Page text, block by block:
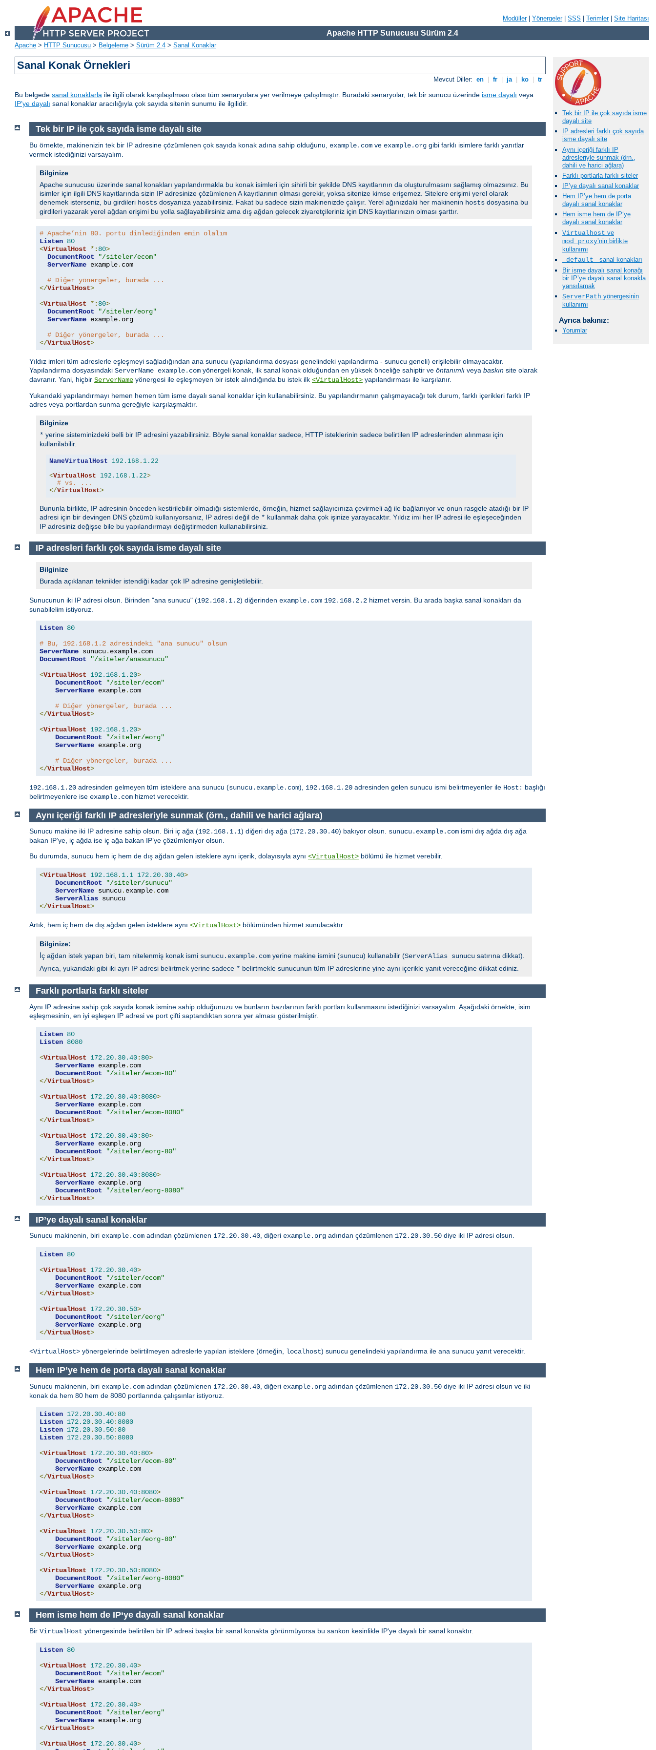
Modüller| Yönergeler| SSS Terimler| Site Haritası
Apache HTTP Sunucusu Sürüm 2.4
Apache > HTTP Sunucusu > Belgeleme > Sürüm 2.4 > Sanal Konaklar
Sanal Konak Örnekleri
Mevcut Diller: en fr ja ko tr
Bu belgede sanal konaklarla ile ilgili olarak karşılaşılması olası tüm senaryolara yer verilmeye çalışılmıştır. Buradaki senaryolar, tek bir sunucu üzerinde isme dayalı veya
IP’ye dayalı sanal konaklar aracılığıyla çok sayıda sitenin sunumu ile ilgilidir.
Tek bir IP ile çok sayıda isme
dayalı site
IP adresleri farklı çok sayıda
isme dayalı site
Aynı içeriği farklı IP
adresleriyle sunmak (örn.,
dahili ve harici ağlara)
Farklı portlarla farklı siteler
IP’ye dayalı sanal konaklar
Hem IP’ye hem de porta
dayalı sanal konaklar
Hem isme hem de IP‘ye
dayalı sanal konaklar
Virtualhost ve
mod_proxy’nin birlikte
kullanımı
_default_
sanal konakları
Bir isme dayalı sanal konağı
bir IP’ye dayalı sanal konakla
yansılamak
ServerPath yönergesinin
kullanımı
Ayrıca bakınız:
Yorumlar
Tek bir IP ile çok sayıda isme dayalı site
Bu örnekte, makinenizin tek bir IP adresine çözümlenen çok sayıda konak adına sahip olduğunu, example.com ve example.org gibi farklı isimlere farklı yanıtlar
vermek istediğinizi varsayalım.
Bilginize
Apache sunucusu üzerinde sanal konakları yapılandırmakla bu konak isimleri için sihirli bir şekilde DNS kayıtlarının da oluşturulmasını sağlamış olmazsınız. Bu
isimler için ilgili DNS kayıtlarında sizin IP adresinize çözümlenen A kayıtlarının olması gerekir, yoksa sitenize kimse erişemez. Sitelere erişimi yerel olarak
denemek isterseniz, bu girdileri hosts dosyanıza yazabilirsiniz. Fakat bu sadece sizin makinenizde çalışır. Yerel ağınızdaki her makinenin hosts dosyasına bu
girdileri yazarak yerel ağdan erişimi bu yolla sağlayabilirsiniz ama dış ağdan gelecek ziyaretçileriniz için DNS kayıtlarınızın olması şarttır.
# Apache’nin 80. portu dinlediğinden emin olalım
Listen 80
<VirtualHost *: 80>
DocumentRoot
"/siteler/ecom"
ServerName example. com
# Diğer yönergeler, burada ...
</VirtualHost>
<VirtualHost *: 80>
DocumentRoot
"/siteler/eorg"
ServerName example. org
# Diğer yönergeler, burada ...
</VirtualHost>
Yıldız imleri tüm adreslerle eşleşmeyi sağladığından ana sunucu (yapılandırma dosyası genelindeki yapılandırma - sunucu geneli) erişilebilir olmayacaktır.
Yapılandırma dosyasındaki ServerName example.com yönergeli konak, ilk sanal konak olduğundan en yüksek önceliğe sahiptir ve öntanımlı veya baskın site olarak
davranır. Yani, hiçbir ServerName yönergesi ile eşleşmeyen bir istek alındığında bu istek ilk <VirtualHost> yapılandırması ile karşılanır.
Yukarıdaki yapılandırmayı hemen hemen tüm isme dayalı sanal konaklar için kullanabilirsiniz. Bu yapılandırmanın çalışmayacağı tek durum, farklı içerikleri farklı IP
adres veya portlardan sunma gereğiyle karşılaşmaktır.
Bilginize
* yerine sisteminizdeki belli bir IP adresini yazabilirsiniz. Böyle sanal konaklar sadece, HTTP isteklerinin sadece belirtilen IP adreslerinden alınması için
kullanilabilir.
NameVirtualHost 192.168 . 1.22
<VirtualHost 192.168 . 1.22>
# vs. ...
</VirtualHost>
Bununla birlikte, IP adresinin önceden kestirilebilir olmadığı sistemlerde, örneğin, hizmet sağlayıcınıza çevirmeli ağ ile bağlanıyor ve onun rasgele atadığı bir IP
adresi için bir devingen DNS çözümü kullanıyorsanız, IP adresi değil de * kullanmak daha çok işinize yarayacaktır. Yıldız imi her IP adresi ile eşleşeceğinden
IP adresiniz değişse bile bu yapılandırmayı değiştirmeden kullanabilirsiniz.
IP adresleri farklı çok sayıda isme dayalı site
Bilginize
Burada açıklanan teknikler istendiği kadar çok IP adresine genişletilebilir.
Sunucunun iki IP adresi olsun. Birinden "ana sunucu" (192.168.1.2) diğerinden example.com 192.168.2.2 hizmet versin. Bu arada başka sanal konakları da
sunabilelim istiyoruz.
Listen 80
# Bu, 192.168.1.2 adresindeki "ana sunucu" olsun
ServerName sunucu. example.
DocumentRoot
"/siteler/anasunucu"
<VirtualHost 192.168. 1.20>
DocumentRoot
"/siteler/ecom"
ServerName example. com
# Diğer yönergeler, burada ...
</VirtualHost>
<VirtualHost 192.168. 1.20>
DocumentRoot
"/siteler/eorg"
ServerName example. org
# Diğer yönergeler, burada ...
</VirtualHost>
192.168.1.20 adresinden gelmeyen tüm isteklere ana sunucu (sunucu.example.com), 192.168.1.20 adresinden gelen sunucu ismi belirtmeyenler ile Host: başlığı
belirtmeyenlere ise example.com hizmet verecektir.
Aynı içeriği farklı IP adresleriyle sunmak (örn., dahili ve harici ağlara)
Sunucu makine iki IP adresine sahip olsun. Biri iç ağa (192.168.1.1) diğeri dış ağa (172.20.30.40) bakıyor olsun. sunucu.example.com ismi dış ağda dış ağa
bakan IP’ye, iç ağda ise iç ağa bakan IP’ye çözümleniyor olsun.
Bu durumda, sunucu hem iç hem de dış ağdan gelen isteklere aynı içerik, dolayısıyla aynı <VirtualHost> bölümü ile hizmet verebilir.
<VirtualHost 192.168. 1.1 172.20. 30.40>
DocumentRoot
"/siteler/sunucu"
ServerName sunucu. example. com
ServerAlias
</VirtualHost>
Artık, hem iç hem de dış ağdan gelen isteklere aynı <VirtualHost> bölümünden hizmet sunulacaktır.
Bilginize:
İç ağdan istek yapan biri, tam nitelenmiş konak ismi sunucu.example.com yerine makine ismini (sunucu) kullanabilir (ServerAlias sunucu satırına dikkat).
Ayrıca, yukarıdaki gibi iki ayrı IP adresi belirtmek yerine sadece * belirtmekle sunucunun tüm IP adreslerine yine aynı içerikle yanıt vereceğine dikkat ediniz.
Farklı portlarla farklı siteler
Aynı IP adresine sahip çok sayıda konak ismine sahip olduğunuzu ve bunların bazılarının farklı portları kullanmasını istediğinizi varsayalım. Aşağıdaki örnekte, isim
eşleşmesinin, en iyi eşleşen IP adresi ve port çifti saptandıktan sonra yer alması gösterilmiştir.
Listen 80
Listen 8080
<VirtualHost 172.20. 30.40: 80>
ServerName example. com
DocumentRoot
"/siteler/ecom-80"
</VirtualHost>
<VirtualHost 172.20. 30.40: 8080>
ServerName example. com
DocumentRoot
"/siteler/ecom-8080"
</VirtualHost>
<VirtualHost 172.20. 30.40: 80>
ServerName example. org
DocumentRoot
"/siteler/eorg-80"
</VirtualHost>
<VirtualHost 172.20. 30.40: 8080>
ServerName example. org
DocumentRoot
"/siteler/eorg-8080"
</VirtualHost>
IP’ye dayalı sanal konaklar
Sunucu makinenin, biri example.com adından çözümlenen 172.20.30.40, diğeri example.org adından çözümlenen 172.20.30.50 diye iki IP adresi olsun.
Listen 80
<VirtualHost 172.20. 30.40>
DocumentRoot
"/siteler/ecom"
ServerName example.
</VirtualHost>
<VirtualHost 172.20. 30.50>
DocumentRoot
"/siteler/eorg"
ServerName example.
</VirtualHost>
<VirtualHost> yönergelerinde belirtilmeyen adreslerle yapılan isteklere (örneğin, localhost) sunucu genelindeki yapılandırma ile ana sunucu yanıt verecektir.
Hem IP’ye hem de porta dayalı sanal konaklar
Sunucu makinenin, biri example.com adından çözümlenen 172.20.30.40 , diğeri example.org adından çözümlenen 172.20.30.50 diye iki IP adresi olsun ve iki
konak da hem 80 hem de 8080 portlarında çalışsınlar istiyoruz.
Listen 172.20. 30.40: 80
Listen 172.20. 30.40: 8080
Listen 172.20. 30.50: 80
Listen 172.20. 30.50: 8080
<VirtualHost 172.20. 30.40: 80>
DocumentRoot
"/siteler/ecom-80"
ServerName example.
</VirtualHost>
<VirtualHost 172.20. 30.40: 8080>
DocumentRoot
"/siteler/ecom-8080"
ServerName example.
</VirtualHost>
<VirtualHost 172.20. 30.50: 80>
DocumentRoot
"/siteler/eorg-80"
ServerName example.
</VirtualHost>
<VirtualHost 172.20. 30.50: 8080>
DocumentRoot
"/siteler/eorg-8080"
ServerName example.
</VirtualHost>
Hem isme hem de IP‘ye dayalı sanal konaklar
Bir VirtualHost yönergesinde belirtilen bir IP adresi başka bir sanal konakta görünmüyorsa bu sankon kesinlikle IP'ye dayalı bir sanal konaktır.
Listen 80
<VirtualHost 172.20. 30.40>
DocumentRoot
"/siteler/ecom"
ServerName example.
</VirtualHost>
<VirtualHost 172.20. 30.40>
DocumentRoot
"/siteler/eorg"
ServerName example.
</VirtualHost>
<VirtualHost 172.20. 30.40>